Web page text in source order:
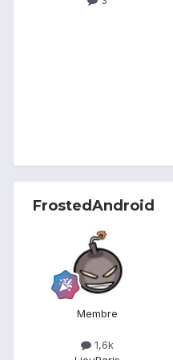
FrostedAndroid
Membre
1,6k